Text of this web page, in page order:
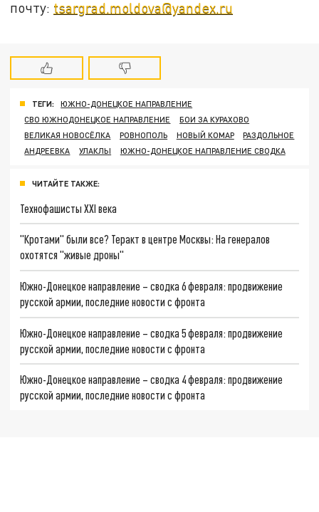
почту: tsargrad.moldova@yandex.ru
ТЕГИ:
ЮЖНО-ДОНЕЦКОЕ НАПРАВЛЕНИЕ
СВО ЮЖНОДОНЕЦКОЕ НАПРАВЛЕНИЕ
БОИ ЗА КУРАХОВО
ВЕЛИКАЯ НОВОСЁЛКА
РОВНОПОЛЬ НОВЫЙ КОМАР
РАЗДОЛЬНОЕ
АНДРЕЕВКА
УЛАКЛЫ ЮЖНО-ДОНЕЦКОЕ НАПРАВЛЕНИЕ СВОДКА
ЧИТАЙТЕ ТАКЖЕ:
Технофашисты XXI века
"Кротами" были все? Теракт в центре Москвы: На генералов
охотятся "живые дроны"
Южно-Донецкое направление – сводка 6 февраля: продвижение
русской армии, последние новости с фронта
Южно-Донецкое направление – сводка 5 февраля: продвижение
русской армии, последние новости с фронта
Южно-Донецкое направление – сводка 4 февраля: продвижение
русской армии, последние новости с фронта